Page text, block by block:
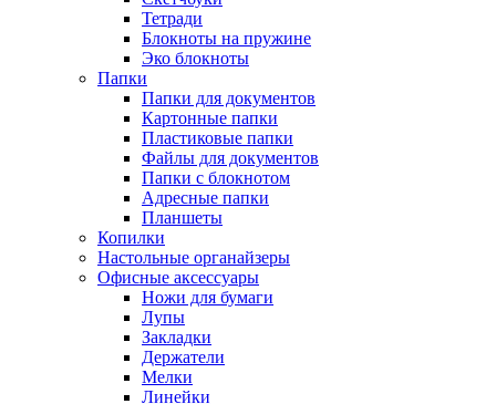
Тетради
Блокноты на пружине
Эко блокноты
Папки
Папки для документов
Картонные папки
Пластиковые папки
Файлы для документов
Папки с блокнотом
Адресные папки
Планшеты
Копилки
Настольные органайзеры
Офисные аксессуары
Ножи для бумаги
Лупы
Закладки
Держатели
Мелки
Линейки